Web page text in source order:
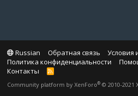
Russian Обратная связь
Условия
Политика конфиденциальности
Контакты
R
S
Community platform by XenForo® © 2010-2021